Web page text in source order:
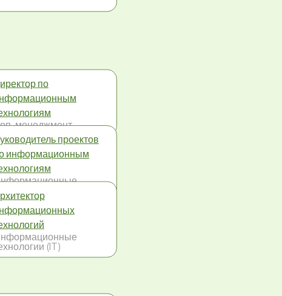
по
менеджмент
проектов
информационным
(IT)
(IT)